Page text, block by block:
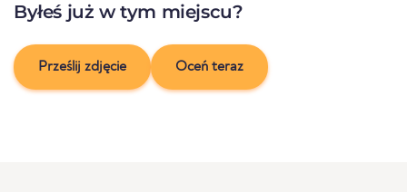
Byłeś już w tym miejscu?
Prześlij zdjęcie Oceń teraz